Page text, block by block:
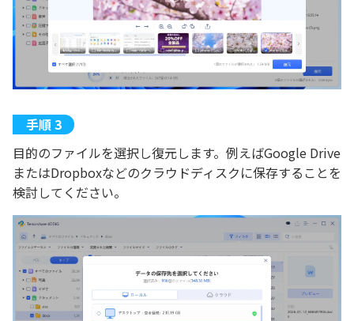
目的のファイルを選択し復元します。例えばGoogle Drive
またはDropboxなどのクラウドディスクに保存することを
検討してください。